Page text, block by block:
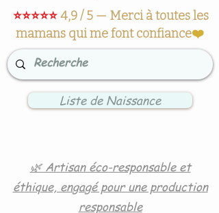
⭐⭐⭐⭐⭐4,9 / 5 — Merci à toutes les
mamans qui me font confiance❤️
Liste de Naissance
🌿 Artisan éco-responsable et
éthique, engagé pour une production
responsable